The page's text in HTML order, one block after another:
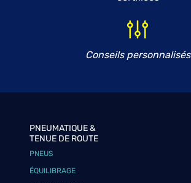
Conseils personnalisés
PNEUMATIQUE &
TENUE DE ROUTE
PNEUS
ÉQUILIBRAGE